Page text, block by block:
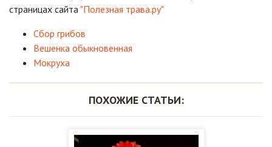
страницах сайта "Полезная трава.ру"
Сбор грибов
Вешенка обыкновенная
Мокруха
ПОХОЖИЕ СТАТЬИ: